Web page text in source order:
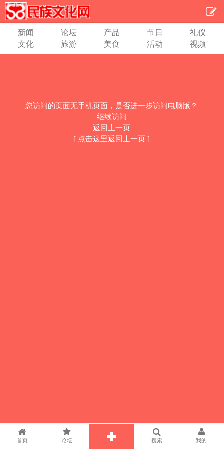
新闻 论坛 产品 节日
礼仪
文化
旅游 美食 活动 视频
您访问的页面无手机页面，是否进一步访问电脑版？
继续访问
返回上一页
[ 点击这里返回上一页 ]
首页 论坛 搜索 我的